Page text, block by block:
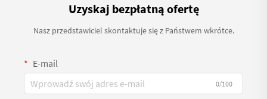
Uzyskaj bezpłatną ofertę
Nasz przedstawiciel skontaktuje się z Państwem wkrótce.
E-mail
0/100